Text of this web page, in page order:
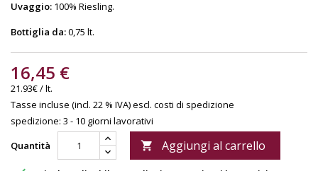
Uvaggio: 100% Riesling.
Bottiglia da:0,75 lt.
16,45 €
21.93€ / lt.
Tasse incluse (incl. 22 % IVA)escl. costi di spedizione
spedizione: 3 - 10 giorni lavorativi
Quantità
 Aggiungi al carrello